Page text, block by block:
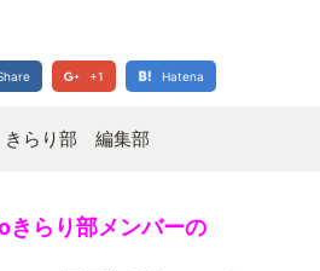
+1 Hatena
きらり部 編集部
きらり部メンバーの